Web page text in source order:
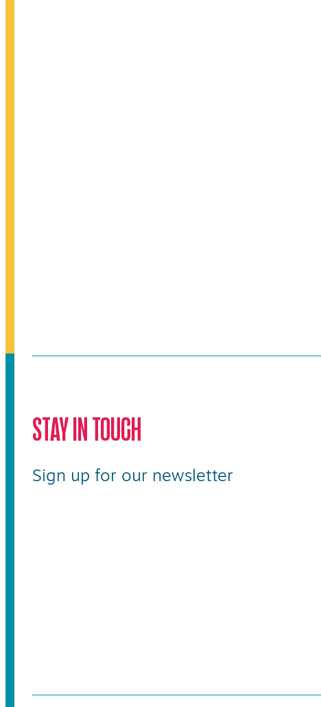
STAY IN TOUCH
Sign up for our newsletter